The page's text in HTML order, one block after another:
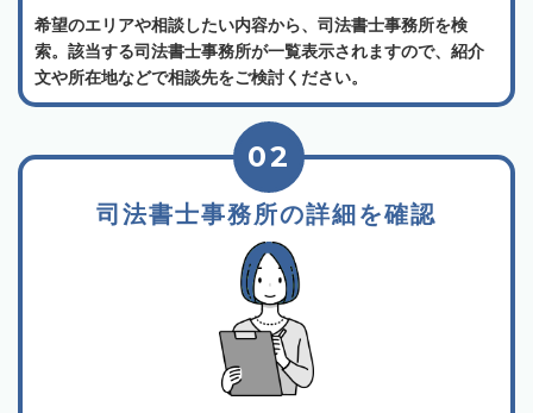
希望のエリアや相談したい内容から、司法書士事務所を検
索。該当する司法書士事務所が一覧表示されますので、紹介
文や所在地などで相談先をご検討ください。
司法書士事務所の詳細を確認
02